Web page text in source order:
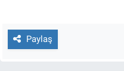
Paylaş